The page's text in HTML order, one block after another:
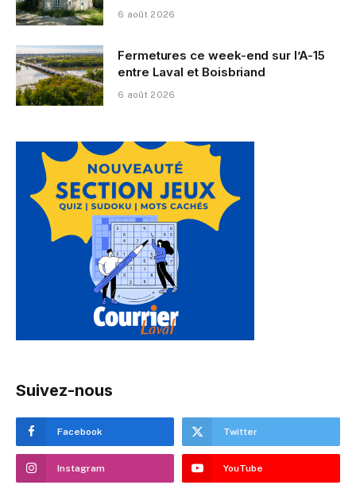
6 août 2026
Fermetures ce week-end sur l’A-15
entre Laval et Boisbriand
6 août 2026
Suivez-nous
Facebook Twitter
Instagram YouTube